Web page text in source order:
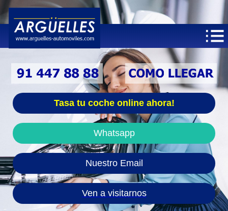
Tasa tu coche online ahora!
Whatsapp
Nuestro Email
Ven a visitarnos